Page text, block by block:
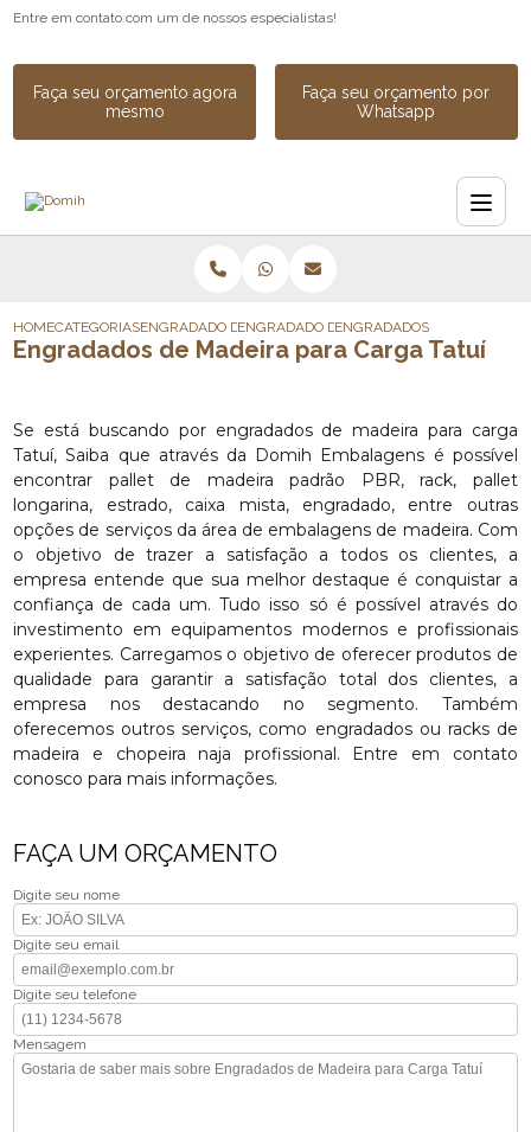
Entre em contato com um de nossos especialistas!
Faça seu orçamento agora
mesmo
Faça seu orçamento por
Whatsapp
HOMECATEGORIASENGRADADO DE MADEIRAENGRADADO DE MADEIRA PARA
ENGRADADOS DE MADEIRA
Engradados de Madeira para Carga Tatuí
Se está buscando por engradados de madeira para carga
Tatuí, Saiba que através da Domih Embalagens é possível
encontrar pallet de madeira padrão PBR, rack, pallet
longarina, estrado, caixa mista, engradado, entre outras
opções de serviços da área de embalagens de madeira. Com
o objetivo de trazer a satisfação a todos os clientes, a
empresa entende que sua melhor destaque é conquistar a
confiança de cada um. Tudo isso só é possível através do
investimento em equipamentos modernos e profissionais
experientes. Carregamos o objetivo de oferecer produtos de
qualidade para garantir a satisfação total dos clientes, a
empresa nos destacando no segmento. Também
oferecemos outros serviços, como engradados ou racks de
madeira e chopeira naja profissional. Entre em contato
conosco para mais informações.
FAÇA UM ORÇAMENTO
Digite seu nome
Digite seu email
Digite seu telefone
Mensagem